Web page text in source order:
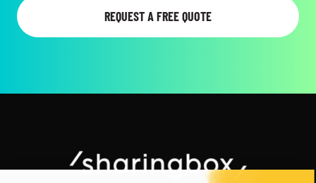
REQUEST A FREE QUOTE